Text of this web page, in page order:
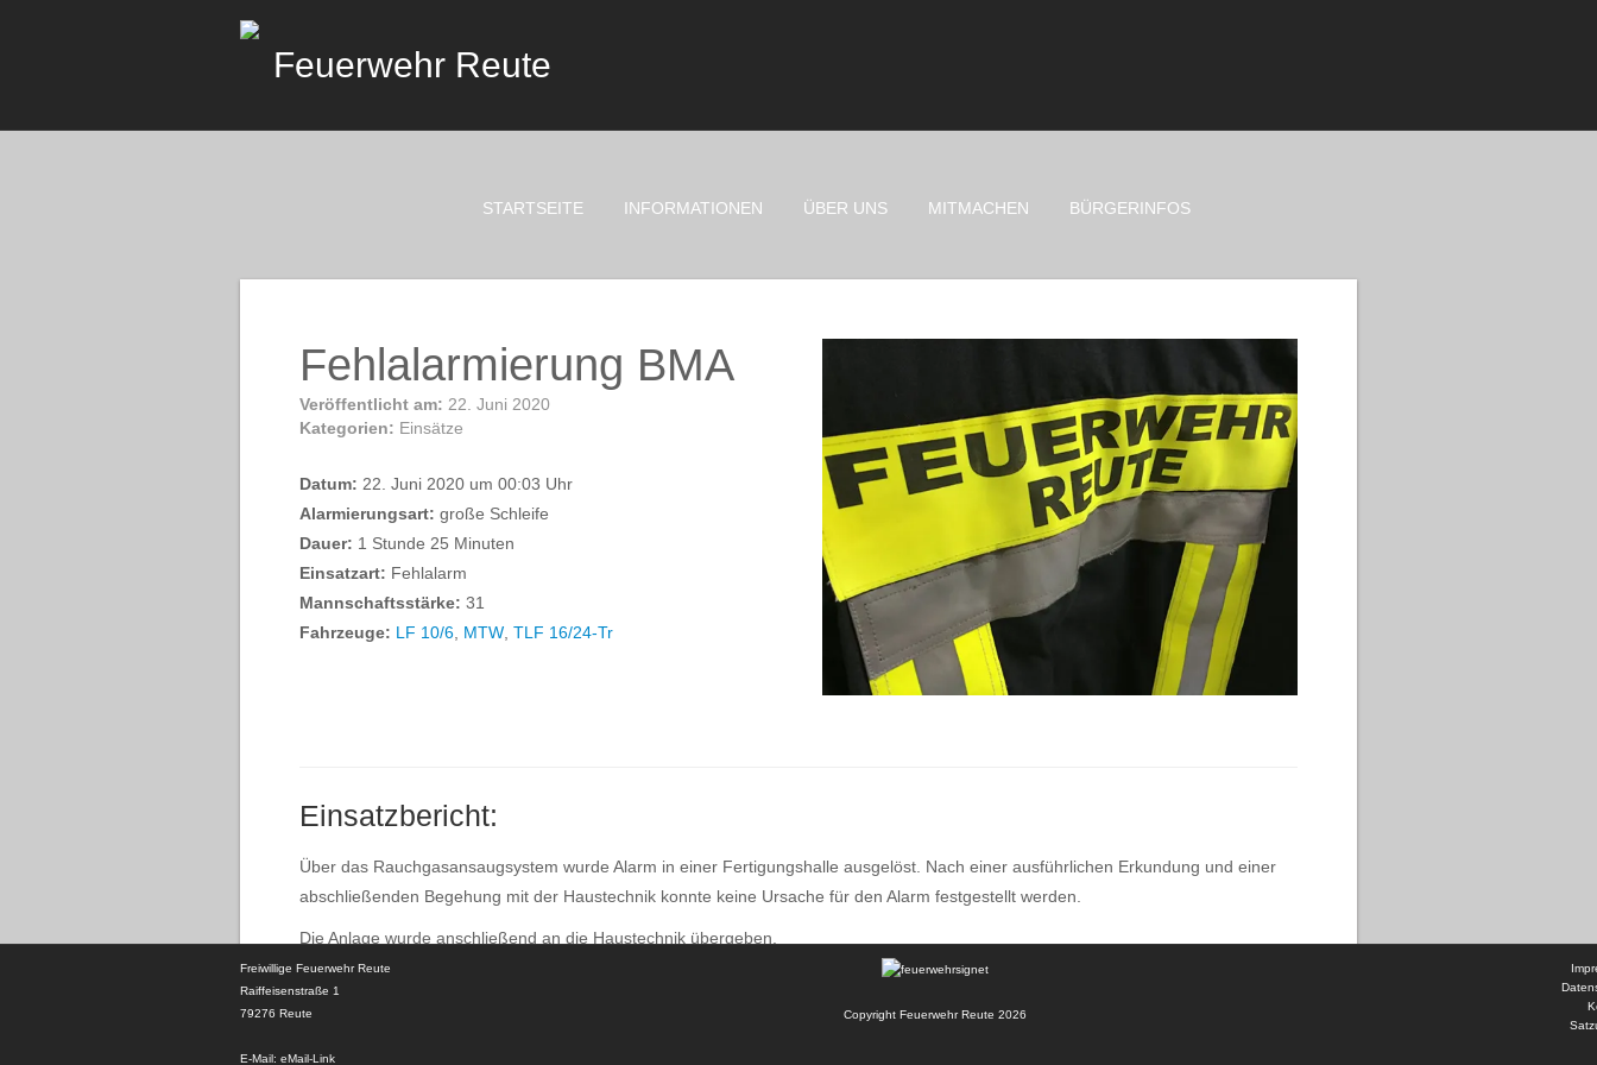
Feuerwehr Reute
STARTSEITE INFORMATIONEN ÜBER UNS MITMACHEN BÜRGERINFOS
Fehlalarmierung BMA
Veröffentlicht am: 22. Juni 2020
Kategorien: Einsätze
Datum: 22. Juni 2020 um 00:03 Uhr
Alarmierungsart: große Schleife
Dauer: 1 Stunde 25 Minuten
Einsatzart: Fehlalarm
Mannschaftsstärke: 31
Fahrzeuge: LF 10/6 MTW TLF 16/24-Tr
Einsatzbericht:
Über das Rauchgasansaugsystem wurde Alarm in einer Fertigungshalle ausgelöst. Nach einer ausführlichen Erkundung und einer
abschließenden Begehung mit der Haustechnik konnte keine Ursache für den Alarm festgestellt werden.
Die Anlage wurde anschließend an die Haustechnik übergeben.
Freiwillige Feuerwehr Reute
Raiffeisenstraße 1
79276 Reute
E-Mail: eMail-Link
Copyright Feuerwehr Reute 2026